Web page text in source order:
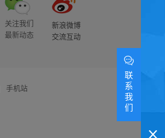
关注我们
最新动态
新浪微博
交流互动
手机站
联
系
我
们